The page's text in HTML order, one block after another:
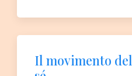
Il movimento